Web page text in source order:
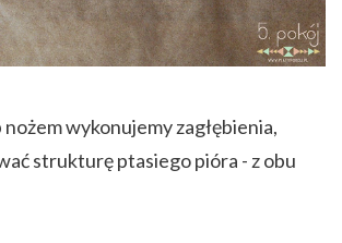
wykonujemy zagłębienia,
strukturę ptasiego pióra - z obu